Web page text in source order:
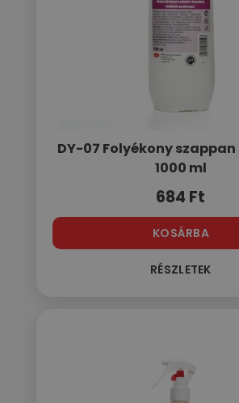
DY-07 Folyékony
1000 ml
684 Ft
KOSÁRBA
RÉSZLETEK